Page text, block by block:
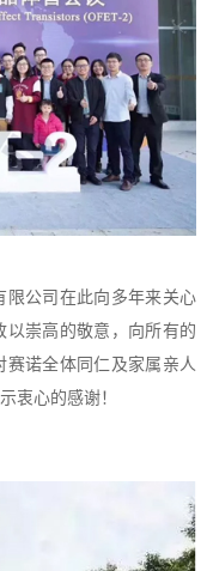
限公司在此向多年来关心
崇高的敬意，向所有的
诺全体同仁及家属亲人
衷心的感谢！